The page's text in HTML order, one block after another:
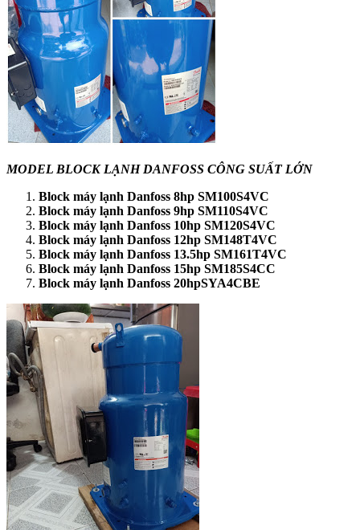
MODEL BLOCK LẠNH DANFOSS CÔNG SUẤT LỚN
Block máy lạnh Danfoss 8hp SM100S4VC
Block máy lạnh Danfoss 9hp SM110S4VC
Block máy lạnh Danfoss 10hp SM120S4VC
Block máy lạnh Danfoss 12hp SM148T4VC
Block máy lạnh Danfoss 13.5hp SM161T4VC
Block máy lạnh Danfoss 15hp SM185S4CC
Block máy lạnh Danfoss 20hpSYA4CBE